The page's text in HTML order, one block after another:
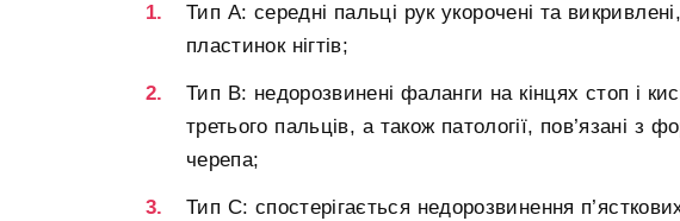
Тип А: середні пальці рук укорочені та
пластинок нігтів;
Тип В: недорозвинені фаланги на кінцях стоп і
третього пальців, а також патології, пов’язані з
черепа;
Тип С: спостерігається недорозвинення